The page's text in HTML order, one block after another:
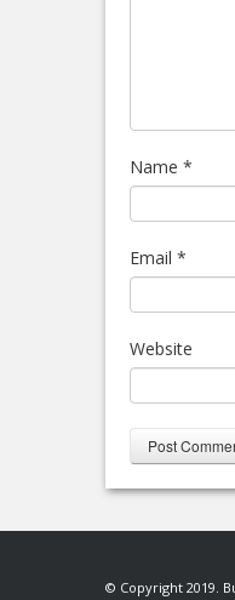
Name *
Email *
Website
© Copyright 2019.